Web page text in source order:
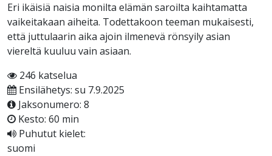
Eri ikäisiä naisia monilta elämän saroilta kaihtamatta
vaikeitakaan aiheita. Todettakoon teeman mukaisesti,
että juttulaarin aika ajoin ilmenevä rönsyily asian
viereltä kuuluu vain asiaan.
246 katselua
Ensilähetys: su 7.9.2025
Jaksonumero: 8
Kesto: 60 min
Puhutut kielet:
suomi